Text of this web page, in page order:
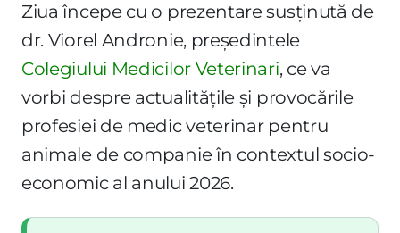
Ziua începe cu o prezentare susținută de
dr. Viorel Andronie, președintele
Colegiului Medicilor Veterinari, ce va
vorbi despre actualitățile și provocările
profesiei de medic veterinar pentru
animale de companie în contextul socio-
economic al anului 2026.